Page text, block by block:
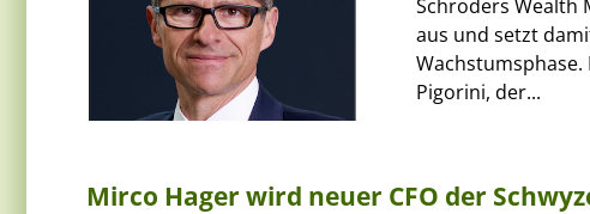
Schroders Wealth
aus und setzt
Pigorini, der...
Mirco Hager wird neuer CFO der